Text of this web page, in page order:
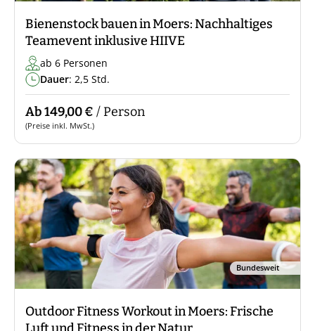
Bienenstock bauen in Moers: Nachhaltiges
Teamevent inklusive HIIVE
ab 6 Personen
Dauer: 2,5 Std.
Ab 149,00 € / Person
(Preise inkl. MwSt.)
Bundesweit
Outdoor Fitness Workout in Moers: Frische